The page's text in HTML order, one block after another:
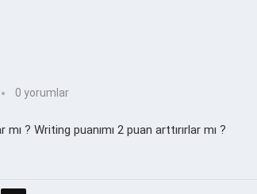
0 yorumlar
? Writing puanımı 2 puan arttırırlar mı ?